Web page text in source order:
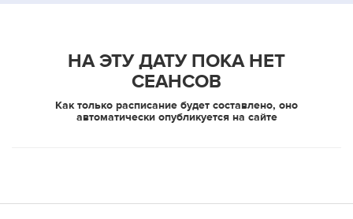
НА ЭТУ ДАТУ ПОКА НЕТ
СЕАНСОВ
Как только расписание будет составлено, оно
автоматически опубликуется на сайте